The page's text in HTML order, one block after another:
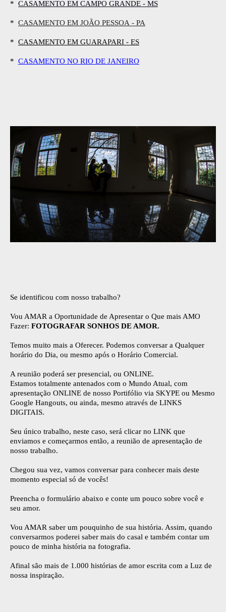
* CASAMENTO EM CAMPO GRANDE - MS
* CASAMENTO EM JOÃO PESSOA - PA
* CASAMENTO EM GUARAPARI - ES
* CASAMENTO NO RIO DE JANEIRO
Se identificou com nosso trabalho?
Vou AMAR a Oportunidade de Apresentar o Que mais AMO
Fazer: FOTOGRAFAR SONHOS DE AMOR.
Temos muito mais a Oferecer. Podemos conversar a Qualquer
horário do Dia, ou mesmo após o Horário Comercial.
A reunião poderá ser presencial, ou ONLINE.
Estamos totalmente antenados com o Mundo Atual, com
apresentação ONLINE de nosso Portifólio via SKYPE ou Mesmo
Google Hangouts, ou ainda, mesmo através de LINKS
DIGITAIS.
Seu único trabalho, neste caso, será clicar no LINK que
enviamos e começarmos então, a reunião de apresentação de
nosso trabalho.
Chegou sua vez, vamos conversar para conhecer mais deste
momento especial só de vocês!
Preencha o formulário abaixo e conte um pouco sobre você e
seu amor.
Vou AMAR saber um pouquinho de sua história. Assim, quando
conversarmos poderei saber mais do casal e também contar um
pouco de minha história na fotografia.
Afinal são mais de 1.000 histórias de amor escrita com a Luz de
nossa inspiração.